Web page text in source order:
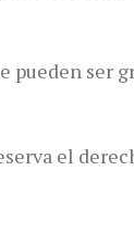
pueden ser
el